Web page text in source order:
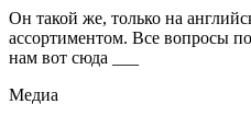
Он такой же, только на
ассортиментом. Все вопросы
нам вот сюда ___
Медиа